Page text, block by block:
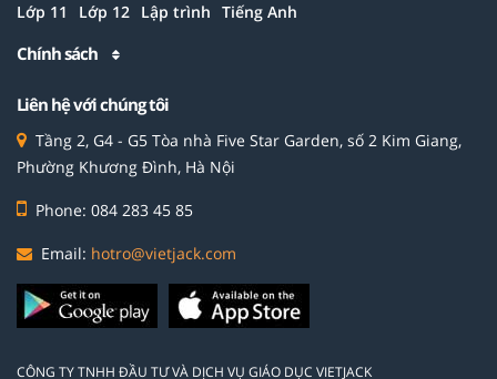
Lớp 11 Lớp 12 Lập trình Tiếng Anh
Chính sách
Liên hệ với chúng tôi
Tầng 2, G4 - G5 Tòa nhà Five Star Garden, số 2 Kim Giang,
Phường Khương Đình, Hà Nội
Phone: 084 283 45 85
Email: hotro@vietjack.com
CÔNG TY TNHH ĐẦU TƯ VÀ DỊCH VỤ GIÁO DỤC VIETJACK